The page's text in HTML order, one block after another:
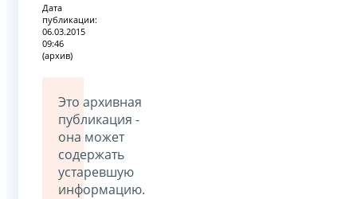
Дата
публикации:
06.03.2015
09:46
(архив)
Это архивная
публикация -
она может
содержать
устаревшую
информацию.